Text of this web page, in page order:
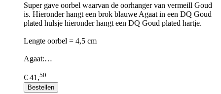
Super gave oorbel waarvan de oorhanger van vermeill Goud
is. Hieronder hangt een brok blauwe Agaat in een DQ Goud
plated hulsje hieronder hangt een DQ Goud plated hartje.
Lengte oorbel = 4,5 cm
Agaat:…
€ 41,50
Bestellen